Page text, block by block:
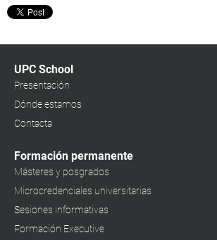
UPC School
Presentación
Dónde estamos
Contacta
Formación permanente
Másteres y posgrados
Microcredenciales universitarias
Sesiones informativas
Formación Executive